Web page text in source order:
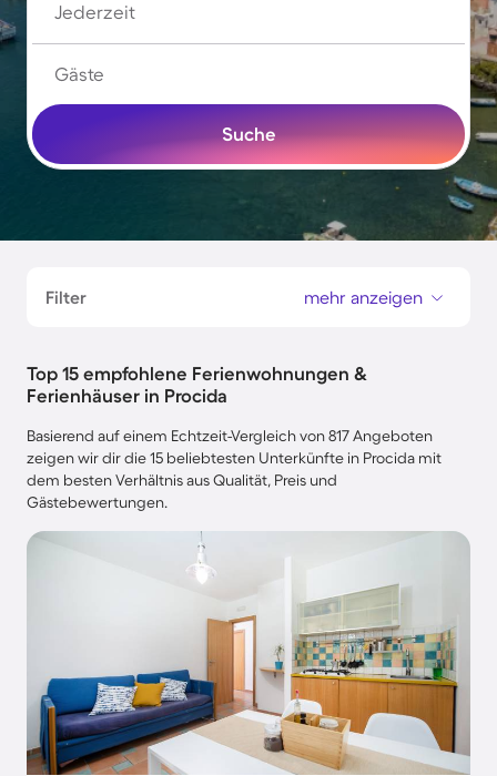
Jederzeit
Gäste
Suche
Filter mehr anzeigen
Top 15 empfohlene Ferienwohnungen &
Ferienhäuser in Procida
Basierend auf einem Echtzeit-Vergleich von 817 Angeboten
zeigen wir dir die 15 beliebtesten Unterkünfte in Procida mit
dem besten Verhältnis aus Qualität, Preis und
Gästebewertungen.